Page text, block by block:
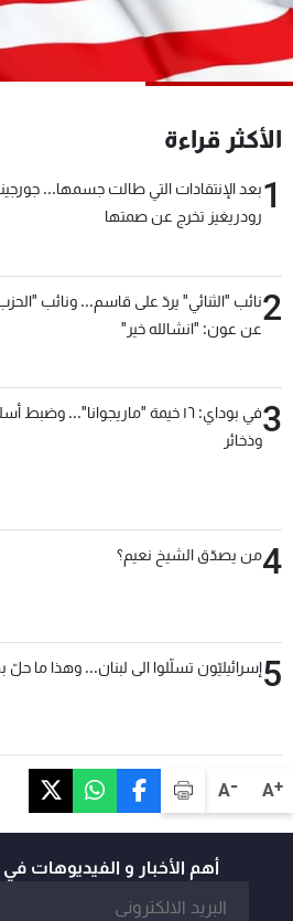
A+
A-
الأكثر قراءة
1بعد الإنتقادات التي طالت جسمها...
رودريغيز تخرج عن صمتها
2نائب "الثنائي" يردّ على قاسم... ونائب
عن عون: "انشالله خير"
3
في بوداي: ١٦ خيمة "ماريجوانا"... وضبط
وذخائر
4من يصدّق الشيخ نعيم؟
5إسرائيليّون تسلّلوا الى لبنان... وهذا ما حلّ
أهم الأخبار و الفيديوهات في
عن MTV
الإنـتـاج
تواصل